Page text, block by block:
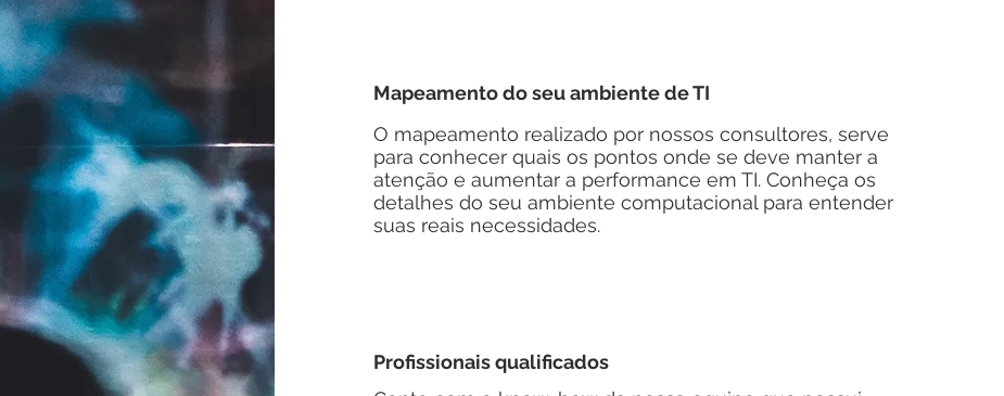
Mapeamento do seu ambiente de TI
O mapeamento realizado por nossos consultores, serve
para conhecer quais os pontos onde se deve manter a
atenção e aumentar a performance em TI. Conheça os
detalhes do seu ambiente computacional para entender
suas reais necessidades.
Profissionais qualificados